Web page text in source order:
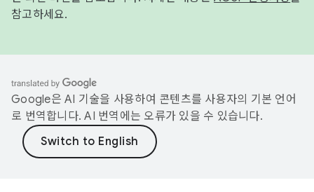
참고하세요.
Google은 AI 기술을 사용하여 콘텐츠를 사용자의 기본 언어
로 번역합니다. AI 번역에는 오류가 있을 수 있습니다.